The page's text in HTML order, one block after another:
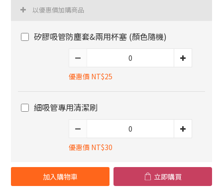
以優惠價加購商品
矽膠吸管防塵套&兩用杯塞 (顏色隨機)
優惠價 NT$25
細吸管專用清潔刷
優惠價 NT$30
加入購物車 立即購買